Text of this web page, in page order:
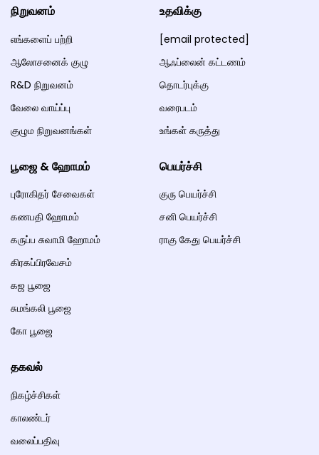
நிறுவனம்
எங்களைப் பற்றி
ஆலோசனைக் குழு
R&D நிறுவனம்
வேலை வாய்ப்பு
குழும நிறுவனங்கள்
உதவிக்கு
[email protected]
ஆஃப்லைன் கட்டணம்
தொடர்புக்கு
வரைபடம்
உங்கள் கருத்து
பூஜை & ஹோமம்
புரோகிதர் சேவைகள்
கணபதி ஹோமம்
கருப்ப சுவாமி ஹோமம்
கிரகப்பிரவேசம்
கஜ பூஜை
சுமங்கலி பூஜை
கோ பூஜை
பெயர்ச்சி
குரு பெயர்ச்சி
சனி பெயர்ச்சி
ராகு கேது பெயர்ச்சி
தகவல்
நிகழ்ச்சிகள்
காலண்டர்
வலைப்பதிவு